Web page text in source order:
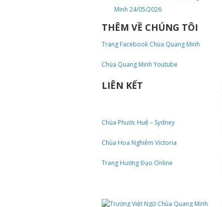
Minh 24/05/2026
THÊM VỀ CHÚNG TÔI
Trang Facebook Chùa Quang Minh
Chùa Quang Minh Youtube
LIÊN KẾT
Chùa Phước Huệ – Sydney
Chùa Hoa Nghiêm Victoria
Trang Hướng Đạo Online